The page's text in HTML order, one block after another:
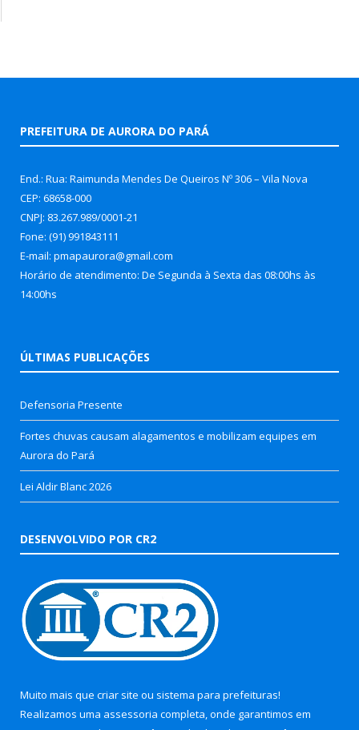
PREFEITURA DE AURORA DO PARÁ
End.: Rua: Raimunda Mendes De Queiros Nº 306 – Vila Nova
CEP: 68658-000
CNPJ: 83.267.989/0001-21
Fone: (91) 991843111
E-mail: pmapaurora@gmail.com
Horário de atendimento: De Segunda à Sexta das 08:00hs às
14:00hs
ÚLTIMAS PUBLICAÇÕES
Defensoria Presente
Fortes chuvas causam alagamentos e mobilizam equipes em
Aurora do Pará
Lei Aldir Blanc 2026
DESENVOLVIDO POR CR2
Muito mais que criar site ou sistema para prefeituras!
Realizamos uma assessoria completa, onde garantimos em